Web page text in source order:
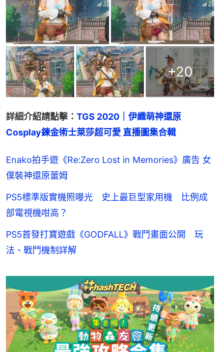
+20
詳細介紹請點擊： TGS 2020｜伊織萌神還原
Cosplay鍊金術士萊莎超可愛 直播圖集合輯
Enako拍手遊《Re:Zero Lost in Memories》廣告 女
僕裝神還原蕾姆
PS5標準版實機照曝光 史上最巨型家用機 比例成
部電視機咁高？
PS5首發打寶遊戲《GODFALL》戰鬥畫面公開 玩
法、戰鬥機制詳解